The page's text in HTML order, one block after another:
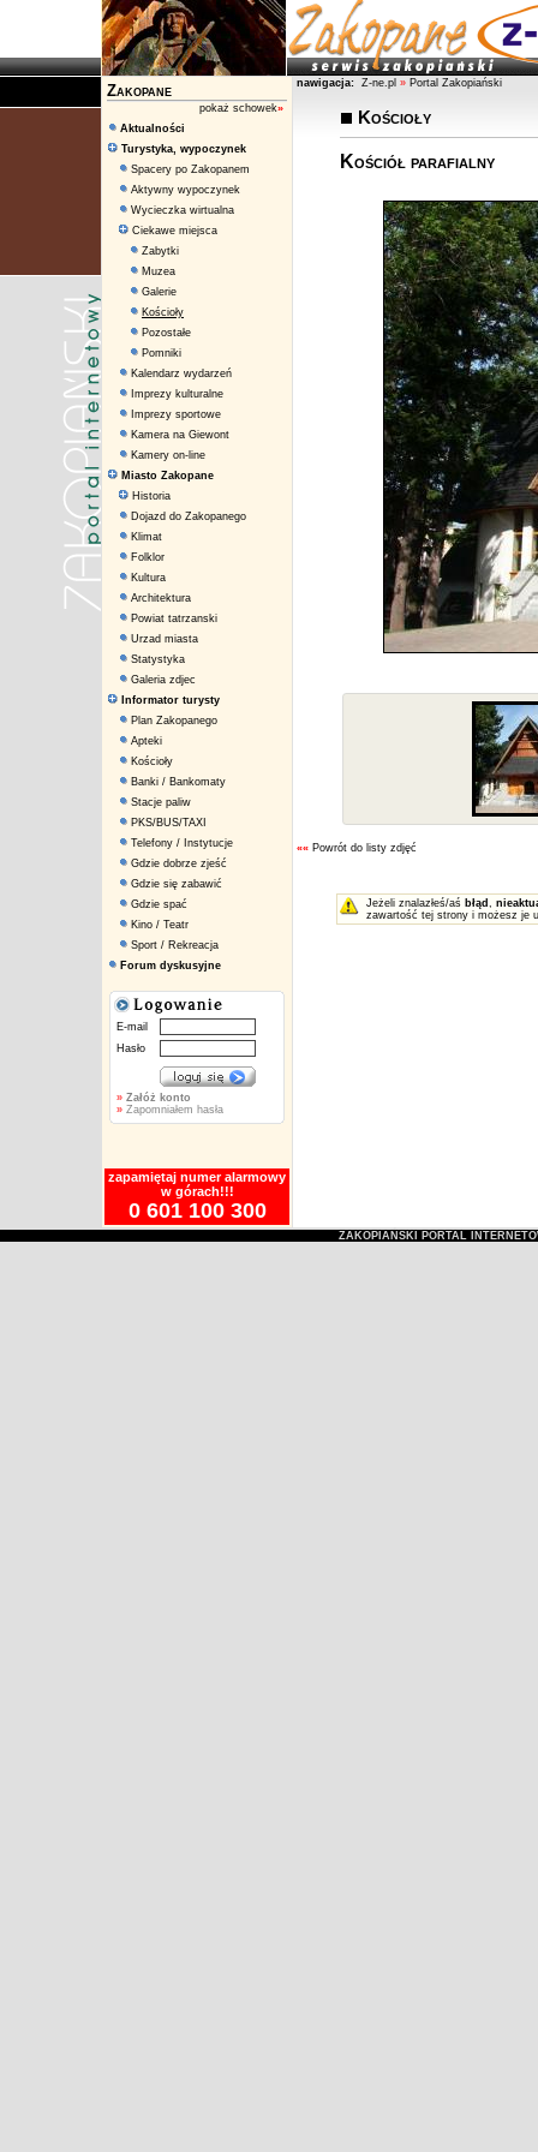
Zakopane
pokaż schowek»
Aktualności
Turystyka, wypoczynek
Spacery po Zakopanem
Aktywny wypoczynek
Wycieczka wirtualna
Ciekawe miejsca
Zabytki
Muzea
Galerie
Kościoły
Pozostałe
Pomniki
Kalendarz wydarzeń
Imprezy kulturalne
Imprezy sportowe
Kamera na Giewont
Kamery on-line
Miasto Zakopane
Historia
Dojazd do Zakopanego
Klimat
Folklor
Kultura
Architektura
Powiat tatrzanski
Urzad miasta
Statystyka
Galeria zdjec
Informator turysty
Plan Zakopanego
Apteki
Kościoły
Banki / Bankomaty
Stacje paliw
PKS/BUS/TAXI
Telefony / Instytucje
Gdzie dobrze zjeść
Gdzie się zabawić
Gdzie spać
Kino / Teatr
Sport / Rekreacja
Forum dyskusyjne
E-mail
Hasło
» Załóż konto
» Zapomniałem hasła
zapamiętaj numer alarmowy
w górach!!!
0 601 100 300
nawigacja: Z-ne.pl » Portal Zakopiański
Kościoły
Kościół parafialny
«« Powrót do listy zdjęć
Jeżeli znalazłeś/aś błąd ,
zawartość tej strony i możesz je
ZAKOPIAŃSKI PORTAL